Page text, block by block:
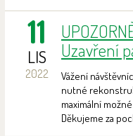
11
LIS
2022
Uzavření
Vážení
nutné
maximální
Děkujeme za